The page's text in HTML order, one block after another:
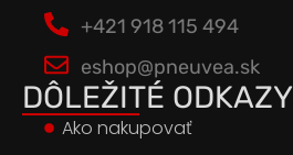
+421 918 115 494
eshop@pneuvea.sk
DÔLEŽITÉ ODKAZY
Ako nakupovať